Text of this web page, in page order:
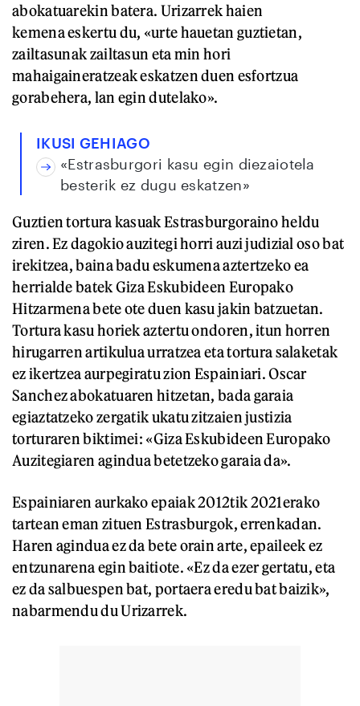
abokatuarekin batera. Urizarrek haien
kemena eskertu du, «urte hauetan guztietan,
zailtasunak zailtasun eta min hori
mahaigaineratzeak eskatzen duen esfortzua
gorabehera, lan egin dutelako».
IKUSI GEHIAGO
«Estrasburgori kasu egin diezaiotela
besterik ez dugu eskatzen»
Guztien tortura kasuak Estrasburgoraino heldu
ziren. Ez dagokio auzitegi horri auzi judizial oso bat
irekitzea, baina badu eskumena aztertzeko ea
herrialde batek Giza Eskubideen Europako
Hitzarmena bete ote duen kasu jakin batzuetan.
Tortura kasu horiek aztertu ondoren, itun horren
hirugarren artikulua urratzea eta tortura salaketak
ez ikertzea aurpegiratu zion Espainiari. Oscar
Sanchez abokatuaren hitzetan, bada garaia
egiaztatzeko zergatik ukatu zitzaien justizia
torturaren biktimei: «Giza Eskubideen Europako
Auzitegiaren agindua betetzeko garaia da».
Espainiaren aurkako epaiak 2012tik 2021erako
tartean eman zituen Estrasburgok, errenkadan.
Haren agindua ez da bete orain arte, epaileek ez
entzunarena egin baitiote. «Ez da ezer gertatu, eta
ez da salbuespen bat, portaera eredu bat baizik»,
nabarmendu du Urizarrek.